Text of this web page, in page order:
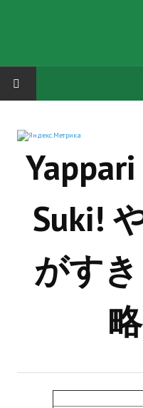
Завершённые проекты
Русская биржа
Aliens vs Predator 2
Dungeon Siege 2
Теневой кардинал для
Suki!
がす